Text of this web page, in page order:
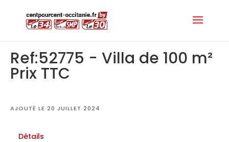
Ref:52775 - Villa de 100 m²
Prix TTC
AJOUTÉ LE 20 JUILLET 2024
Détails